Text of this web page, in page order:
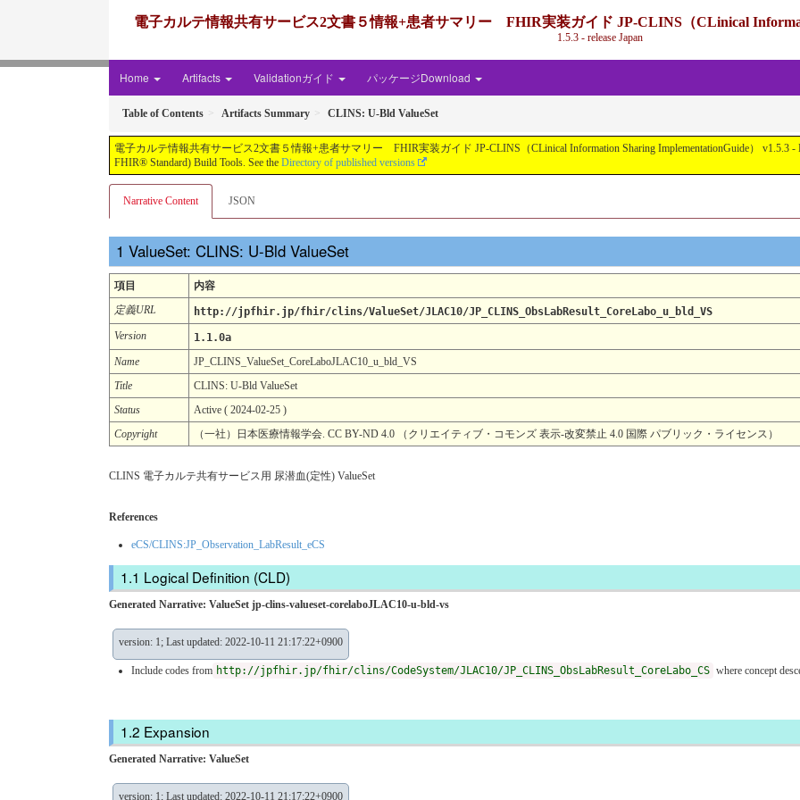
電子カルテ情報共有サービス2文書５情報+患者サマリー FHIR実装ガイド JP-CLINS（CLinical
1.5.3 - release Japan
Home Artifacts Validationガイド パッケージDownload
Table of Contents Artifacts Summary CLINS: U-Bld ValueSet
電子カルテ情報共有サービス2文書５情報+患者サマリー FHIR実装ガイド JP-CLINS（CLinical Information Sharing ImplementationGuide） v1.5.3 -
FHIR® Standard) Build Tools. See the Directory of published versions
Narrative Content JSON
ValueSet: CLINS: U-Bld ValueSet
項目
内容
定義URL
http://jpfhir.jp/fhir/clins/ValueSet/JLAC10/JP_CLINS_ObsLabResult_CoreLabo_u_bld_VS
Version
1.1.0a
Name
JP_CLINS_ValueSet_CoreLaboJLAC10_u_bld_VS
Title
CLINS: U-Bld ValueSet
Status
Active ( 2024-02-25 )
Copyright
（一社）日本医療情報学会. CC BY-ND 4.0 （クリエイティブ・コモンズ 表示-改変禁止 4.0 国際 パブリック・ライセンス）
CLINS 電子カルテ共有サービス用 尿潜血(定性) ValueSet
References
eCS/CLINS:JP_Observation_LabResult_eCS
Logical Definition (CLD)
Generated Narrative: ValueSet jp-clins-valueset-corelaboJLAC10-u-bld-vs
version: 1; Last updated: 2022-10-11 21:17:22+0900
Include codes from http://jpfhir.jp/fhir/clins/CodeSystem/JLAC10/JP_CLINS_ObsLabResult_CoreLabo_CS where concept
Expansion
Generated Narrative: ValueSet
version: 1; Last updated: 2022-10-11 21:17:22+0900